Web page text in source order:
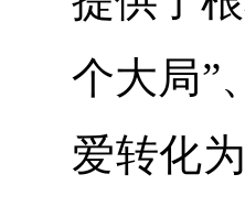
个大局”
爱转化